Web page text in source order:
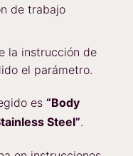
de trabajo
la instrucción de
el parámetro.
es “Body
Steel”.